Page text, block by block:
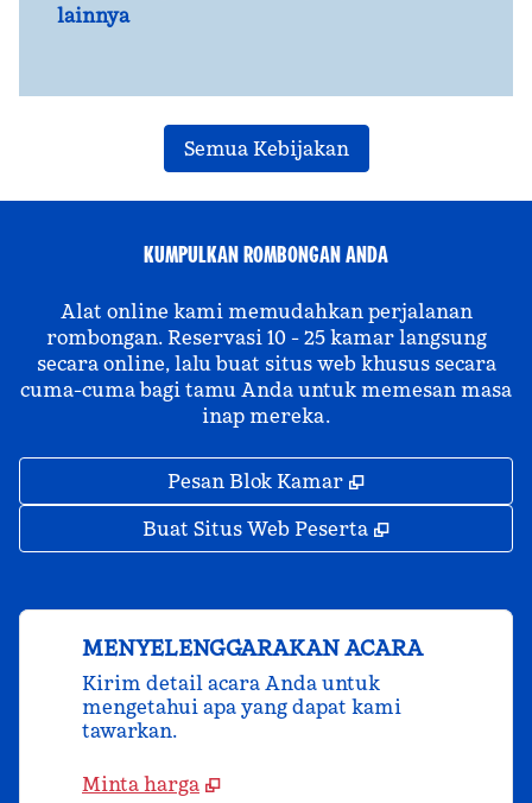
lainnya
Semua Kebijakan
KUMPULKAN ROMBONGAN ANDA
Alat online kami memudahkan perjalanan
rombongan. Reservasi 10 - 25 kamar langsung
secara online, lalu buat situs web khusus secara
cuma-cuma bagi tamu Anda untuk memesan masa
inap mereka.
Pesan Blok Kamar ,
Buat Situs Web Peserta ,
MENYELENGGARAKAN ACARA
Kirim detail acara Anda untuk
mengetahui apa yang dapat kami
tawarkan.
Minta harga